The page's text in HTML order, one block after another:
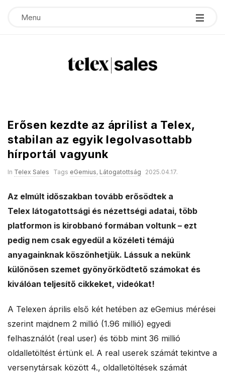
Menu
l
e
s
a
l
e
s
Erősen kezdte az áprilist a Telex,
stabilan az egyik legolvasottabb
hírportál vagyunk
In Telex Sales Tags eGemius, Látogatottság 2025.04.17.
Az elmúlt időszakban tovább erősödtek a
Telex látogatottsági és nézettségi adatai, több
platformon is kirobbanó formában voltunk – ezt
pedig nem csak egyedül a közéleti témájú
anyagainknak köszönhetjük. Lássuk a nekünk
különösen szemet gyönyörködtető számokat és
kiválóan teljesítő cikkeket, videókat!
A Telexen április első két hetében az eGemius mérései
szerint majdnem 2 millió (1.96 millió) egyedi
felhasználót (real user) és több mint 36 millió
oldalletöltést értünk el. A real userek számát tekintve a
versenytársak között 4., oldalletöltések számát